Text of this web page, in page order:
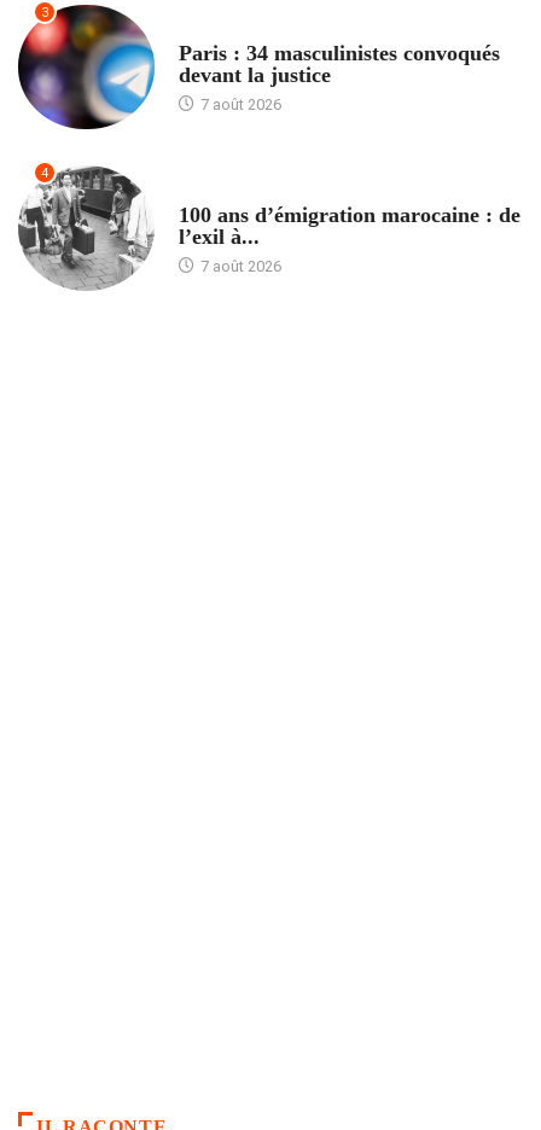
3
Paris : 34 masculinistes convoqués
devant la justice
7 août 2026
4
100 ans d’émigration marocaine : de
l’exil à...
7 août 2026